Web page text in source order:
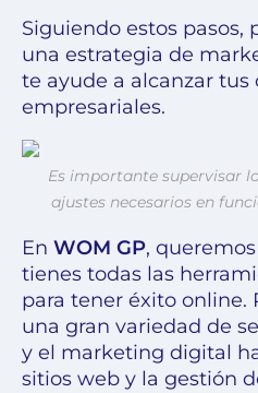
Siguiendo estos pasos,
una estrategia de
te ayude a alcanzar tus
empresariales.
Es importante supervisar
ajustes necesarios en
En WOM GP,
tienes todas las
para tener éxito online.
una gran variedad de
y el marketing digital
sitios web y la gestión